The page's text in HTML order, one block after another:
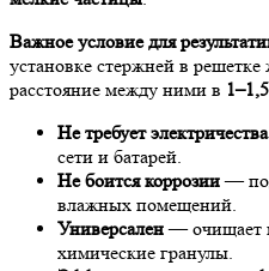
Важное условие для
установке стержней в
расстояние между ними в
Не требует электричества
сети и батарей.
Не боится коррозии—
влажных помещений.
Универсален— очищает
химические гранулы.